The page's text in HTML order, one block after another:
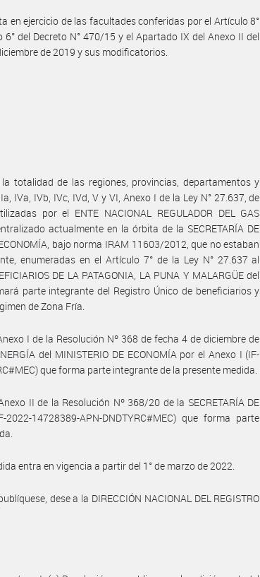
en ejercicio de las facultades conferidas por el Artículo 8°
6° del Decreto N° 470/15 y el Apartado IX del Anexo II del
de 2019 y sus modificatorios.
la totalidad de las regiones, provincias, departamentos y
IVa, IVb, IVc, IVd, V y VI, Anexo I de la Ley N° 27.637, de
por el ENTE NACIONAL REGULADOR DEL GAS
actualmente en la órbita de la SECRETARÍA DE
bajo norma IRAM 11603/2012, que no estaban
enumeradas en el Artículo 7° de la Ley N° 27.637 al
DE LA PATAGONIA, LA PUNA Y MALARGÜE del
parte integrante del Registro Único de beneficiarios y
de Zona Fría.
I de la Resolución Nº 368 de fecha 4 de diciembre de
del MINISTERIO DE ECONOMÍA por el Anexo I (IF-
que forma parte integrante de la presente medida.
II de la Resolución Nº 368/20 de la SECRETARÍA DE
14728389-APN-DNDTYRC#MEC) que forma parte
entra en vigencia a partir del 1° de marzo de 2022.
dese a la DIRECCIÓN NACIONAL DEL REGISTRO